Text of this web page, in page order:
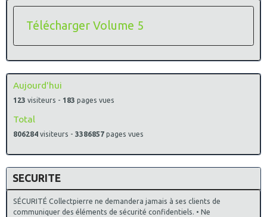
Télécharger Volume 5
Aujourd'hui
123 visiteurs - 183 pages vues
Total
806284 visiteurs - 3386857 pages vues
SECURITE
SÉCURITÉ Collectpierre ne demandera jamais à ses clients de
communiquer des éléments de sécurité confidentiels. • Ne